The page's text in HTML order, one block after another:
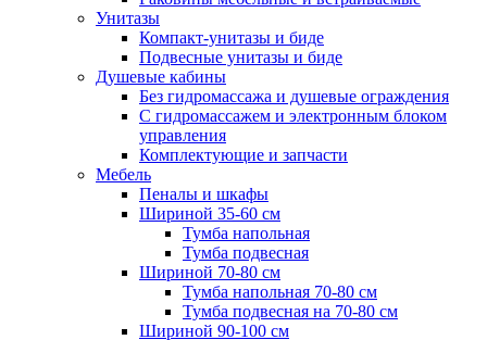
Унитазы
Компакт-унитазы и биде
Подвесные унитазы и биде
Душевые кабины
Без гидромассажа и душевые ограждения
С гидромассажем и электронным блоком
управления
Комплектующие и запчасти
Мебель
Пеналы и шкафы
Шириной 35-60 см
Тумба напольная
Тумба подвесная
Шириной 70-80 см
Тумба напольная 70-80 см
Тумба подвесная на 70-80 см
Шириной 90-100 см